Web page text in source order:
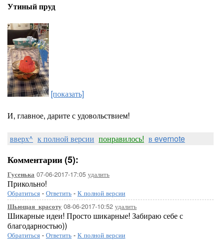
Утиный пруд
[показать]
И, главное, дарите с удовольствием!
вверх^ к полной версии понравилось! в evernote
Комментарии (5):
Гусенька 07-06-2017-17:05 удалить
Прикольно!
Обратиться - Ответить - К полной версии
Шьющая_красоту 08-06-2017-10:52 удалить
Шикарные идеи! Просто шикарные! Забираю себе с
благодарностью))
Обратиться - Ответить - К полной версии